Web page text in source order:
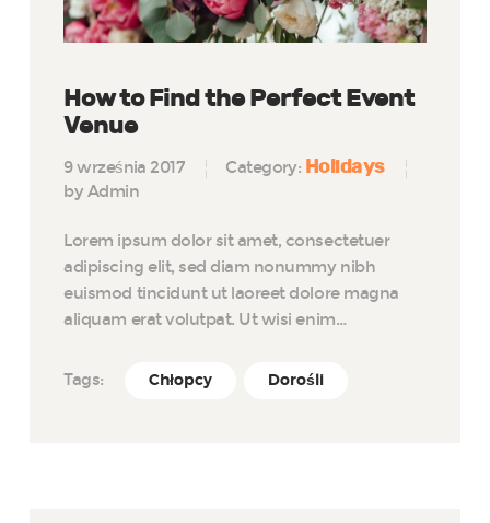
How to Find the Perfect Event
Venue
9 września 2017 Category: Holidays
by Admin
Lorem ipsum dolor sit amet, consectetuer
adipiscing elit, sed diam nonummy nibh
euismod tincidunt ut laoreet dolore magna
aliquam erat volutpat. Ut wisi enim…
Tags: Chłopcy Dorośli